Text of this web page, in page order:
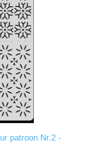
patroon Nr.2 -